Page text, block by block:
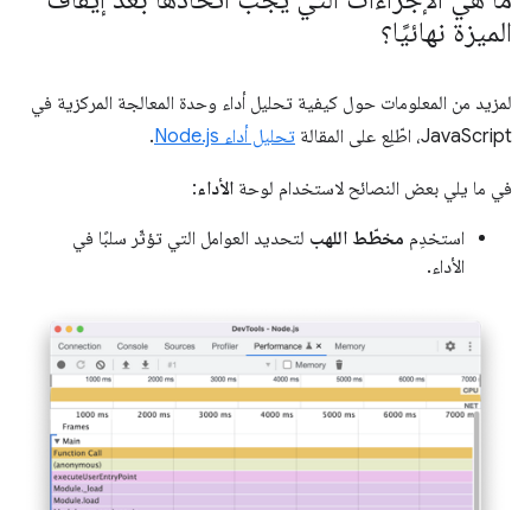
الميزة نهائيًا؟
لمزيد من المعلومات حول كيفية تحليل أداء وحدة المعالجة المركزية في
JavaScript، اطّلِع على المقالة
تحليل أداء Node.js .
في ما يلي بعض النصائح لاستخدام لوحة الأداء:
استخدِم مخطّط اللهب لتحديد العوامل التي تؤثّر سلبًا في
الأداء.